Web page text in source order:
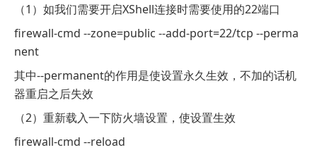
（1）如我们需要开启XShell连接时需要使用的22端口
firewall-cmd --zone=public --add-port=22/tcp --perma
nent
其中--permanent的作用是使设置永久生效，不加的话机
器重启之后失效
（2）重新载入一下防火墙设置，使设置生效
firewall-cmd --reload